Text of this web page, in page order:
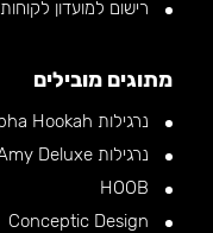
רישום למועדון לקוחות
מתוגים מובילים
נרגילות Alpha Hookah
נרגילות Amy Deluxe